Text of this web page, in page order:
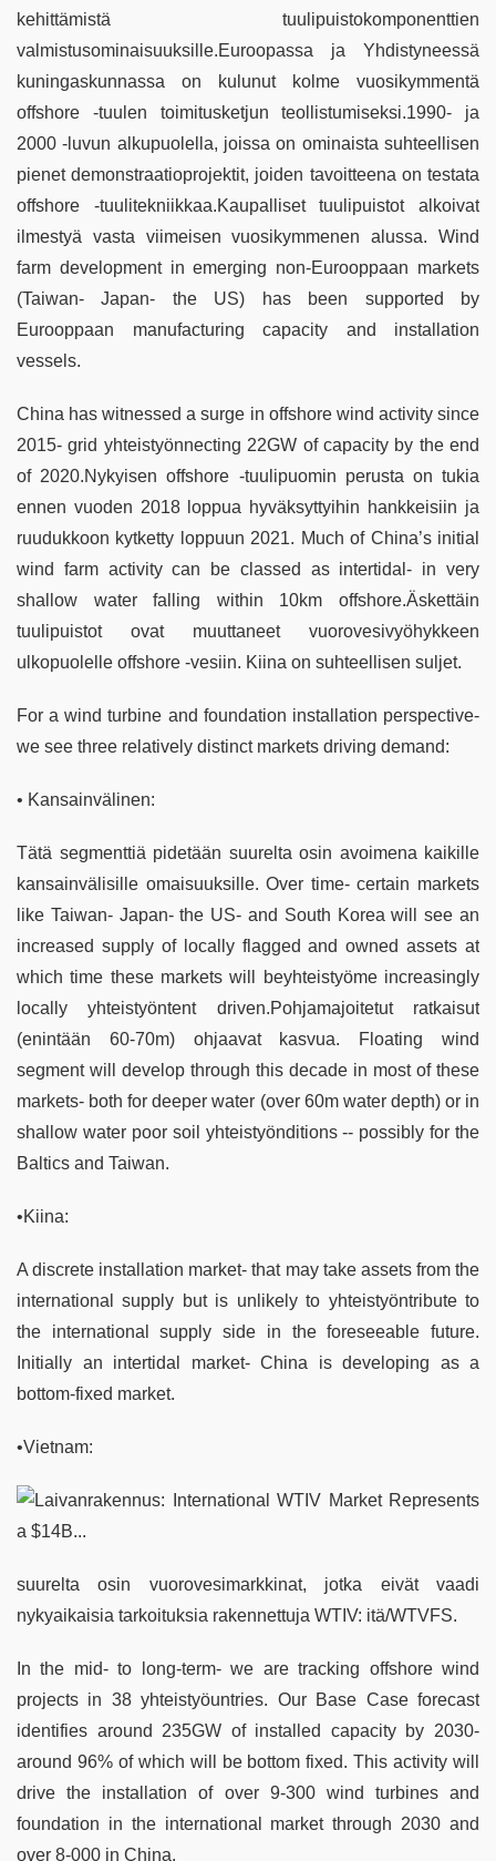
kehittämistä tuulipuistokomponenttien
valmistusominaisuuksille.Euroopassa ja Yhdistyneessä
kuningaskunnassa on kulunut kolme vuosikymmentä
offshore -tuulen toimitusketjun teollistumiseksi.1990- ja
2000 -luvun alkupuolella, joissa on ominaista suhteellisen
pienet demonstraatioprojektit, joiden tavoitteena on testata
offshore -tuulitekniikkaa.Kaupalliset tuulipuistot alkoivat
ilmestyä vasta viimeisen vuosikymmenen alussa. Wind
farm development in emerging non-Eurooppaan markets
(Taiwan- Japan- the US) has been supported by
Eurooppaan manufacturing capacity and installation
vessels.
China has witnessed a surge in offshore wind activity since
2015- grid yhteistyönnecting 22GW of capacity by the end
of 2020.Nykyisen offshore -tuulipuomin perusta on tukia
ennen vuoden 2018 loppua hyväksyttyihin hankkeisiin ja
ruudukkoon kytketty loppuun 2021. Much of China’s initial
wind farm activity can be classed as intertidal- in very
shallow water falling within 10km offshore.Äskettäin
tuulipuistot ovat muuttaneet vuorovesivyöhykkeen
ulkopuolelle offshore -vesiin. Kiina on suhteellisen suljet.
For a wind turbine and foundation installation perspective-
we see three relatively distinct markets driving demand:
• Kansainvälinen:
Tätä segmenttiä pidetään suurelta osin avoimena kaikille
kansainvälisille omaisuuksille. Over time- certain markets
like Taiwan- Japan- the US- and South Korea will see an
increased supply of locally flagged and owned assets at
which time these markets will beyhteistyöme increasingly
locally yhteistyöntent driven.Pohjamajoitetut ratkaisut
(enintään 60-70m) ohjaavat kasvua. Floating wind
segment will develop through this decade in most of these
markets- both for deeper water (over 60m water depth) or in
shallow water poor soil yhteistyönditions -- possibly for the
Baltics and Taiwan.
•Kiina:
A discrete installation market- that may take assets from the
international supply but is unlikely to yhteistyöntribute to
the international supply side in the foreseeable future.
Initially an intertidal market- China is developing as a
bottom-fixed market.
•Vietnam:
suurelta osin vuorovesimarkkinat, jotka eivät vaadi
nykyaikaisia tarkoituksia rakennettuja WTIV: itä/WTVFS.
In the mid- to long-term- we are tracking offshore wind
projects in 38 yhteistyöuntries. Our Base Case forecast
identifies around 235GW of installed capacity by 2030-
around 96% of which will be bottom fixed. This activity will
drive the installation of over 9-300 wind turbines and
foundation in the international market through 2030 and
over 8-000 in China.